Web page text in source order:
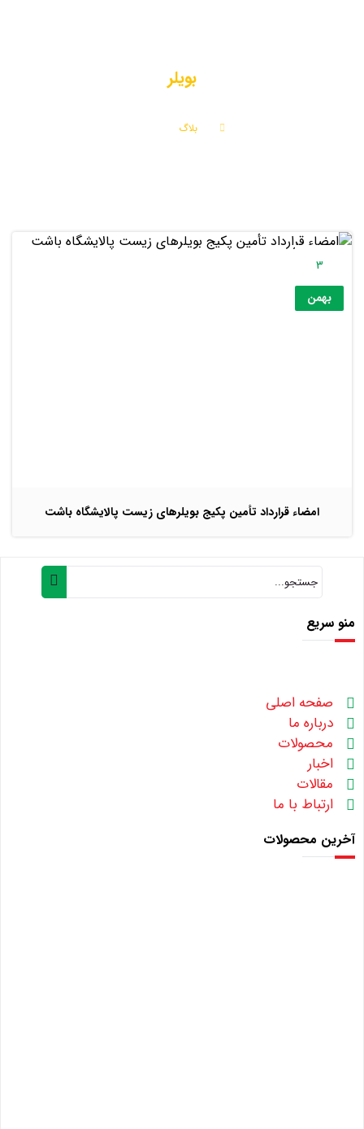
بویلر
بلاگ
امضاء قرارداد تأمین پکیج بویلرهای زیست پالایشگاه باشت
3
بهمن
منو سریع
صفحه اصلی
درباره ما
محصولات
اخبار
مقالات
ارتباط با ما
آخرین محصولات